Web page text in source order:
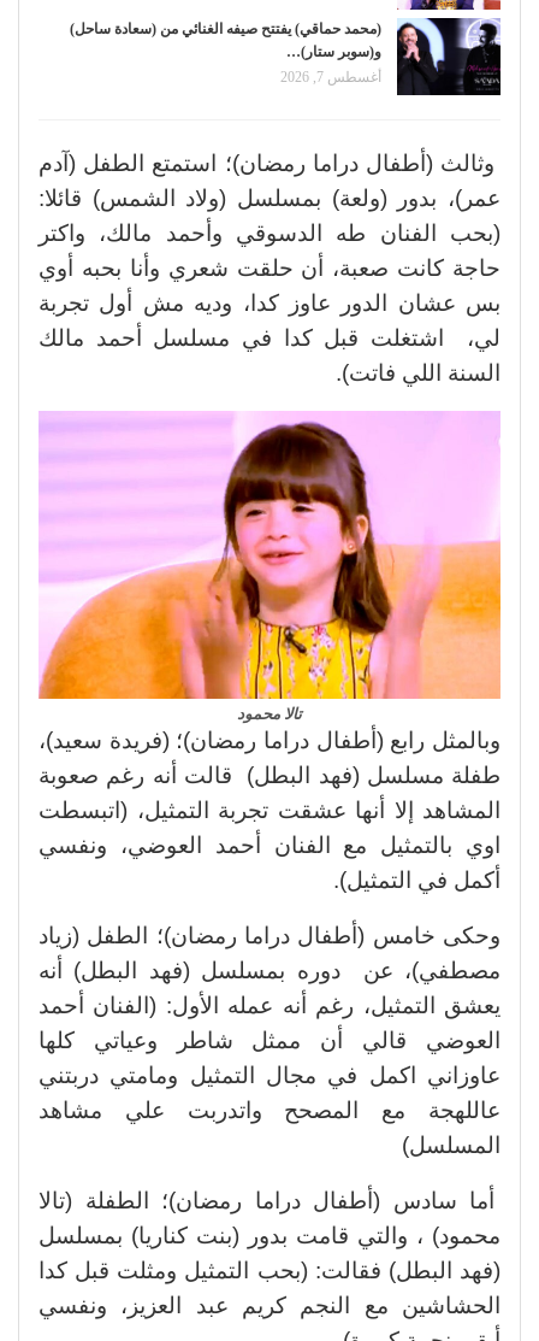
(محمد حماقي) يفتتح صيفه الغنائي من (سعادة ساحل)
و(سوبر ستار)…
أغسطس 7, 2026
وثالث (أطفال دراما رمضان)؛ استمتع الطفل (آدم
عمر)، بدور (ولعة) بمسلسل (ولاد الشمس) قائلا:
(بحب الفنان طه الدسوقي وأحمد مالك، واكتر
حاجة كانت صعبة، أن حلقت شعري وأنا بحبه أوي
بس عشان الدور عاوز كدا، وديه مش أول تجربة
لي، اشتغلت قبل كدا في مسلسل أحمد مالك
السنة اللي فاتت).
تالا محمود
وبالمثل رابع (أطفال دراما رمضان)؛ (فريدة سعيد)،
طفلة مسلسل (فهد البطل) قالت أنه رغم صعوبة
المشاهد إلا أنها عشقت تجربة التمثيل، (اتبسطت
اوي بالتمثيل مع الفنان أحمد العوضي، ونفسي
أكمل في التمثيل).
وحكى خامس (أطفال دراما رمضان)؛ الطفل (زياد
مصطفي)، عن دوره بمسلسل (فهد البطل) أنه
يعشق التمثيل، رغم أنه عمله الأول: (الفنان أحمد
العوضي قالي أن ممثل شاطر وعياتي كلها
عاوزاني اكمل في مجال التمثيل ومامتي دربتني
عاللهجة مع المصحح واتدربت علي مشاهد
المسلسل)
أما سادس (أطفال دراما رمضان)؛ الطفلة (تالا
محمود) ، والتي قامت بدور (بنت كناريا) بمسلسل
(فهد البطل) فقالت: (بحب التمثيل ومثلت قبل كدا
الحشاشين مع النجم كريم عبد العزيز، ونفسي